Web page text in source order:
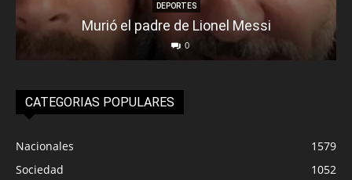
DEPORTES
Murió el padre de Lionel Messi
0
CATEGORIAS POPULARES
Nacionales
1579
Sociedad
1052